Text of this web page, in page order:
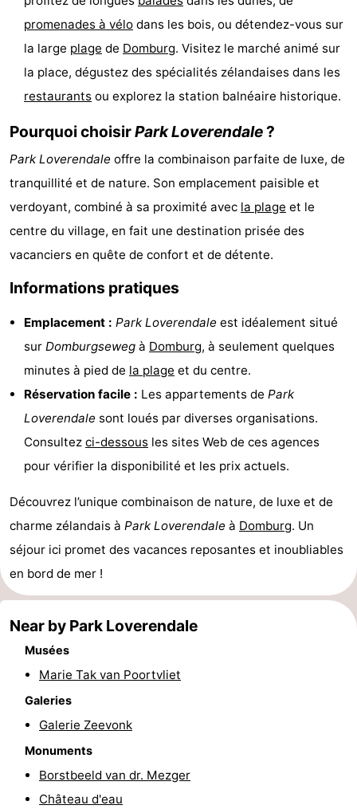
Points
vue
Attractions
Terrains
jeux
de
jeux
intérieures
Bowling
-
Parcours
de
mini-
golf
Centres
de
bien-
être
Villages
&
villes
Nature
Visites
guidées
Sports
Piscines
Faire
vélo
Randonnée
Équitation
Manèges
-
Terrains
de
golf
-
Peche
Sportive
-
Equitation
Conduite
l'anneau
Événements
Forum
promenades à vélo dans les bois, ou détendez-vous sur
la large plage de Domburg. Visitez le marché animé sur
la place, dégustez des spécialités zélandaises dans les
restaurants ou explorez la station balnéaire historique.
Pourquoi choisirPark Loverendale?
Park Loverendale offre la combinaison parfaite de luxe, de
tranquillité et de nature. Son emplacement paisible et
verdoyant, combiné à sa proximité avec la plage et le
centre du village, en fait une destination prisée des
vacanciers en quête de confort et de détente.
Informations pratiques
Emplacement : Park Loverendale est idéalement situé
sur Domburgseweg à Domburg, à seulement quelques
minutes à pied de la plage et du centre.
Réservation facile : Les appartements de Park
Loverendale sont loués par diverses organisations.
Consultez ci-dessous les sites Web de ces agences
pour vérifier la disponibilité et les prix actuels.
Découvrez l’unique combinaison de nature, de luxe et de
charme zélandais à Park Loverendale à Domburg. Un
séjour ici promet des vacances reposantes et inoubliables
en bord de mer !
Near by Park Loverendale
Musées
Marie Tak van Poortvliet
Galeries
Galerie Zeevonk
Monuments
Borstbeeld van dr. Mezger
Château d'eau